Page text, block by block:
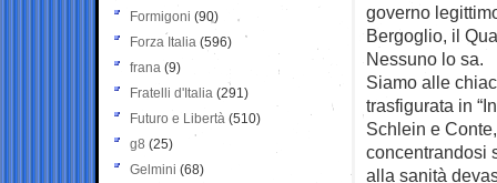
governo
Bergoglio, il
Nessuno lo sa.
Siamo alle
trasfigurata in
Schlein e
concentrandosi
alla sanità
Formigoni (90)
Forza Italia (596)
frana (9)
Fratelli d'Italia (291)
Futuro e Libertà (510)
g8 (25)
Gelmini (68)